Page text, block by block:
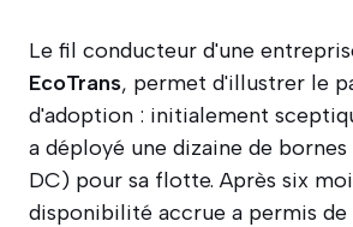
Le fil conducteur d'une
EcoTrans, permet d'illustrer le
d'adoption : initialement
a déployé une dizaine de
DC) pour sa flotte. Après six
disponibilité accrue a permis de